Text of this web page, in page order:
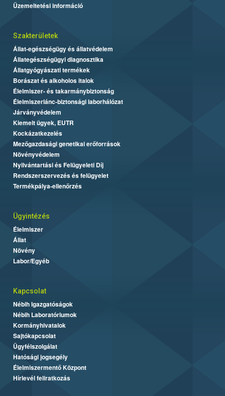
Üzemeltetési információ
Szakterületek
Állat-egészségügy és állatvédelem
Állategészségügyi diagnosztika
Állatgyógyászati termékek
Borászat és alkoholos italok
Élelmiszer- és takarmánybiztonság
Élelmiszerlánc-biztonsági laborhálózat
Járványvédelem
Kiemelt ügyek, EUTR
Kockázatkezelés
Mezőgazdasági genetikai erőforrások
Növényvédelem
Nyilvántartási és Felügyeleti Díj
Rendszerszervezés és felügyelet
Termékpálya-ellenőrzés
Ügyintézés
Élelmiszer
Állat
Növény
Labor/Egyéb
Kapcsolat
Nébih Igazgatóságok
Nébih Laboratóriumok
Kormányhivatalok
Sajtókapcsolat
Ügyfélszolgálat
Hatósági jogsegély
Élelmiszermentő Központ
Hírlevél feliratkozás